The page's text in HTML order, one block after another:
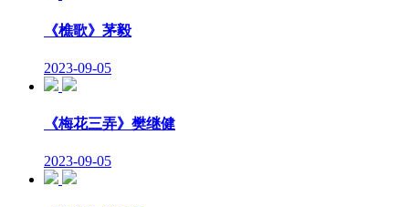
《樵歌》茅毅
2023-09-05
《梅花三弄》樊继健
2023-09-05